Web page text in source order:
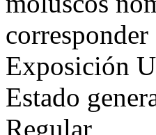
Exposición
Estado
Regular